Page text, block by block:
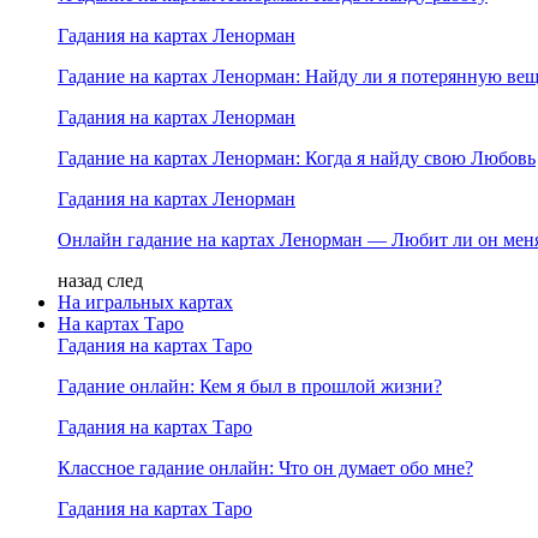
Гадания на картах Ленорман
Гадание на картах Ленорман: Найду ли я потерянную
Гадания на картах Ленорман
Гадание на картах Ленорман: Когда я найду свою Любовь
Гадания на картах Ленорман
Онлайн гадание на картах Ленорман — Любит ли он
назад след
На игральных картах
На картах Таро
Гадания на картах Таро
Гадание онлайн: Кем я был в прошлой жизни?
Гадания на картах Таро
Классное гадание онлайн: Что он думает обо мне?
Гадания на картах Таро